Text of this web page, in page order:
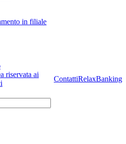
in filiale
riservata ai
ContattiRelaxBanking